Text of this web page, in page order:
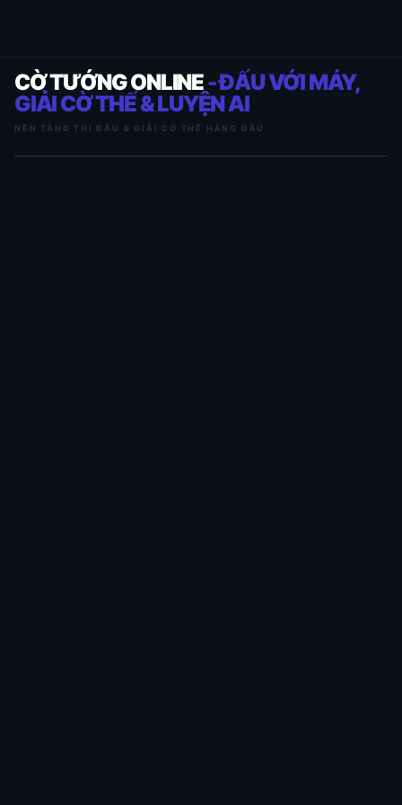
CỜ TƯỚNG ONLINE- ĐẤU VỚI MÁY,
GIẢI CỜ THẾ & LUYỆN AI
NỀN TẢNG THI ĐẤU & GIẢI CỜ THẾ HÀNG ĐẦU